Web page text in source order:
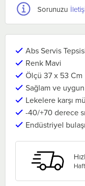
Sorunuzu
Abs Servis
Renk Mavi
Ölçü 37 x 53 Cm
Sağlam ve
Lekelere karşı
-40/+70 derece
Endüstriyel